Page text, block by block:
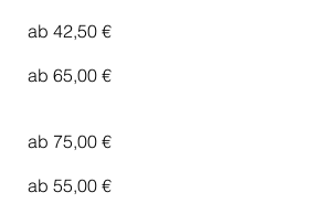
ab 42,50 €
ab 65,00 €
ab 75,00 €
ab 55,00 €